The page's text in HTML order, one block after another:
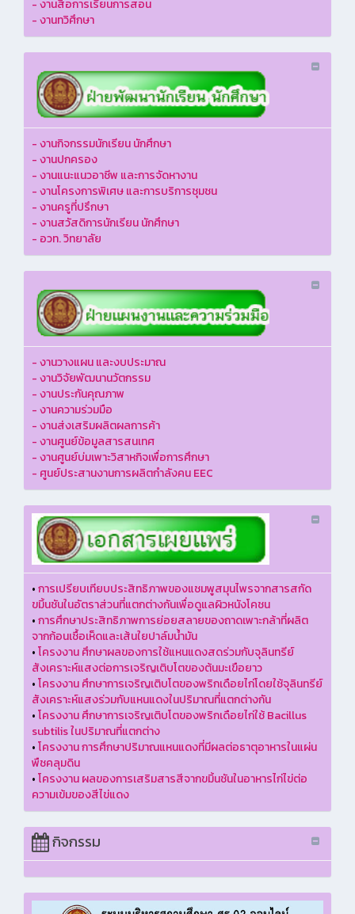
- งานสื่อการเรียนการสอน
- งานทวิศึกษา
- งานกิจกรรมนักเรียน นักศึกษา
- งานปกครอง
- งานแนะแนวอาชีพ และการจัดหางาน
- งานโครงการพิเศษ และการบริการชุมชน
- งานครูที่ปรึกษา
- งานสวัสดิการนักเรียน นักศึกษา
- อวท. วิทยาลัย
- งานวางแผน และงบประมาณ
- งานวิจัยพัฒนานวัตกรรม
- งานประกันคุณภาพ
- งานความร่วมมือ
- งานส่งเสริมผลิตผลการค้า
- งานศูนย์ข้อมูลสารสนเทศ
- งานศูนย์บ่มเพาะวิสาหกิจเพื่อการศึกษา
- ศูนย์ประสานงานการผลิตกำลังคน EEC
•การเปรียบเทียบประสิทธิภาพของแชมพูสมุนไพรจากสารสกัด
ขมิ้นชันในอัตราส่วนที่แตกต่างกันเพื่อดูแลผิวหนังโคชน
•การศึกษาประสิทธิภาพการย่อยสลายของถาดเพาะกล้าที่ผลิต
จากก้อนเชื้อเห็ดและเส้นใยปาล์มน้ำมัน
•โครงงาน ศึกษาผลของการใช้แหนแดงสดร่วมกับจุลินทรีย์
สังเคราะห์แสงต่อการเจริญเติบโตของต้นมะเขือยาว
•โครงงาน ศึกษาการเจริญเติบโตของพริกเดือยไก่โดยใช้จุลินทรีย์
สังเคราะห์แสงร่วมกับแหนแดงในปริมาณที่แตกต่างกัน
•โครงงาน ศึกษาการเจริญเติบโตของพริกเดือยไก่ใช้ Bacillus
subtilis ในปริมาณที่แตกต่าง
•โครงงาน การศึกษาปริมาณแหนแดงที่มีผลต่อธาตุอาหารในแผ่น
พืชคลุมดิน
•โครงงาน ผลของการเสริมสารสีจากขมิ้นชันในอาหารไก่ไข่ต่อ
ความเข้มของสีไข่แดง
กิจกรรม